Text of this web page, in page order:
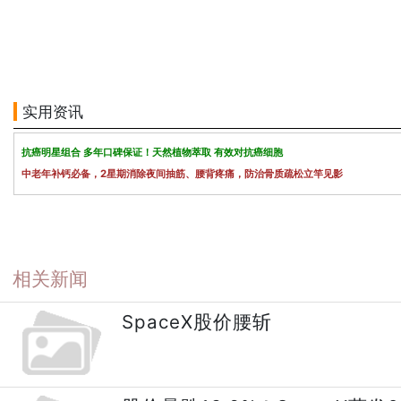
实用资讯
抗癌明星组合 多年口碑保证！天然植物萃取 有效对抗癌细胞
中老年补钙必备，2星期消除夜间抽筋、腰背疼痛，防治骨质疏松立竿见影
相关新闻
SpaceX股价腰斩